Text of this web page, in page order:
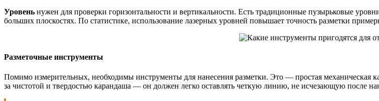
Уровень нужен для проверки горизонтальности и вертикальности. Есть традиционные пузырьковые
больших плоскостях. По статистике, использование лазерных уровней повышает точность разметки
Разметочные инструменты
Помимо измерительных, необходимы инструменты для нанесения разметки. Это — простая
за чистотой и твердостью карандаша — он должен легко оставлять четкую линию, не исчезающую после